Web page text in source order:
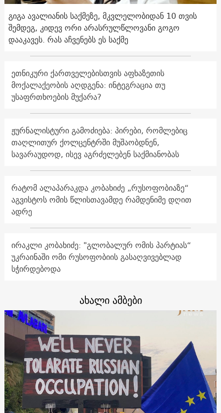
გიგა ავალიანის საქმეზე, მკვლელობიდან 10 თვის
შემდეგ, კიდევ ორი არასრულწლოვანი გოგო
დააკავეს. რას აჩვენებს ეს საქმე
ეთნიკური ქართველებისთვის აფხაზეთის
მოქალაქეობის აღდგენა: ინტეგრაცია თუ
უსაფრთხოების მუქარა?
ჟურნალისტური გამოძიება: პირები, რომლებიც
თაღლითურ ქოლცენტრში მუშაობდნენ,
სავარაუდოდ, ისევ აგრძელებენ საქმიანობას
რატომ ალაპარაკდა კობახიძე „რუსოფობიაზე“
აგვისტოს ომის წლისთავამდე რამდენიმე დღით
ადრე
ირაკლი კობახიძე: "გლობალურ ომის პარტიას“
უკრაინაში ომი რუსოფობიის გასაღვივებლად
სჭირდებოდა
ახალი ამბები